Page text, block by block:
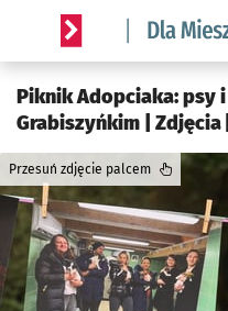
Serwis informacyjny
Piknik Adopciaka: psy
Grabiszyńkim | Zdjęcia
Przesuń zdjęcie palcem